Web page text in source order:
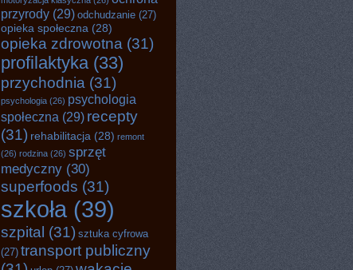
przyrody (29) odchudzanie (27)
opieka społeczna (28)
opieka zdrowotna (31)
profilaktyka(33)
przychodnia (31)
psychologia (26) psychologia
społeczna (29) recepty
(31) rehabilitacja (28) remont
(26) rodzina (26) sprzęt
medyczny (30)
superfoods (31)
szkoła (39)
szpital (31) sztuka cyfrowa
(27) transport publiczny